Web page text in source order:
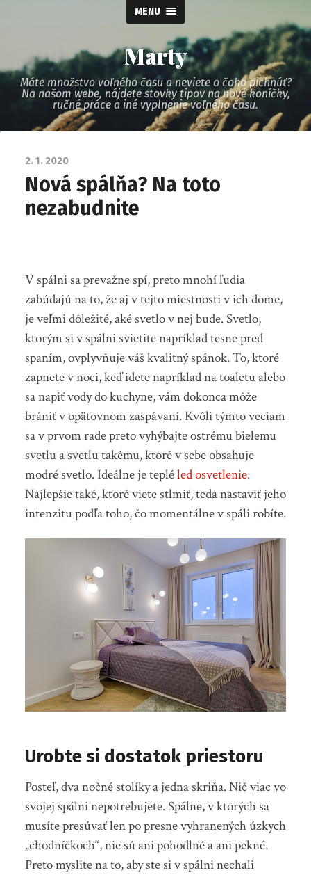
MENU
Marty
Máte množstvo voľného času a neviete o čoho pichnúť?
Na našom webe, nájdete stovky tipov na nové koníčky,
ručné práce a iné vyplnenie voľného času.
2. 1. 2020
Nová spálňa? Na toto
nezabudnite
V spálni sa prevažne spí, preto mnohí ľudia
zabúdajú na to, že aj v tejto miestnosti v ich dome,
je veľmi dôležité, aké svetlo v nej bude. Svetlo,
ktorým si v spálni svietite napríklad tesne pred
spaním, ovplyvňuje váš kvalitný spánok. To, ktoré
zapnete v noci, keď idete napríklad na toaletu alebo
sa napiť vody do kuchyne, vám dokonca môže
brániť v opätovnom zaspávaní. Kvôli týmto veciam
sa v prvom rade preto vyhýbajte ostrému bielemu
svetlu a svetlu takému, ktoré v sebe obsahuje
modré svetlo. Ideálne je tepléled osvetlenie.
Najlepšie také, ktoré viete stlmiť, teda nastaviť jeho
intenzitu podľa toho, čo momentálne v spáli robíte.
Urobte si dostatok priestoru
Posteľ, dva nočné stolíky a jedna skriňa. Nič viac vo
svojej spálni nepotrebujete. Spálne, v ktorých sa
musíte presúvať len po presne vyhranených úzkych
„chodníčkoch“, nie sú ani pohodlné a ani pekné.
Preto myslite na to, aby ste si v spálni nechali